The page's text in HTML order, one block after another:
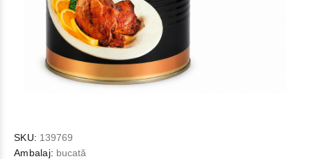
SKU: 139769
Ambalaj: bucată